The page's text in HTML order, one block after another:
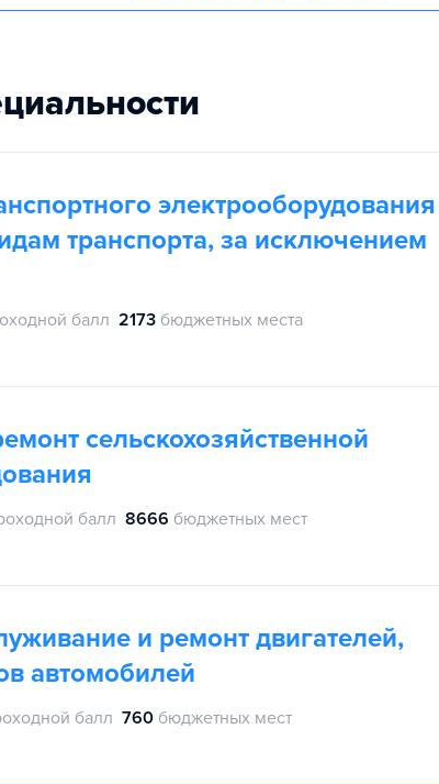
транспорта, за исключением
балл 2173 бюджетных места
сельскохозяйственной
балл 8666 бюджетных мест
и ремонт двигателей,
автомобилей
балл 760 бюджетных мест